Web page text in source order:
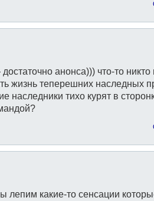
анонса))) что-то никто
жизнь теперешних наследных
наследники тихо курят в
лепим какие-то сенсации